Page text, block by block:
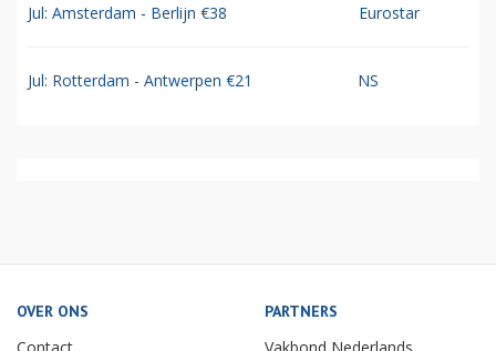
Jul: Amsterdam - Berlijn €38 Eurostar
Jul: Rotterdam - Antwerpen €21 NS
OVER ONS
Contact
PARTNERS
Vakbond Nederlands